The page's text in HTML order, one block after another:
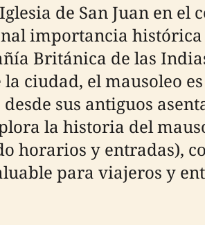
de San Juan en el
importancia
Británica de las
ciudad, el mausoleo
sus antiguos
la historia del
y entradas),
para viajeros y